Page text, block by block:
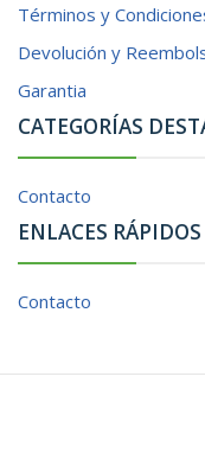
Términos y
Devolución y
Garantia
CATEGORÍAS
Contacto
ENLACES RÁPIDOS
Contacto